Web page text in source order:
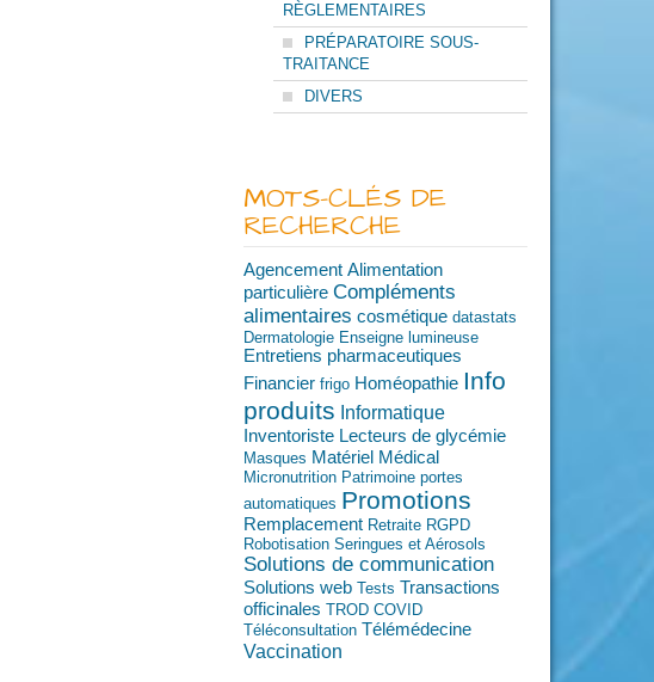
RÈGLEMENTAIRES
PRÉPARATOIRE SOUS-
TRAITANCE
DIVERS
MOTS-CLÉS DE
RECHERCHE
Agencement Alimentation
particulière Compléments
alimentaires cosmétique datastats
Dermatologie Enseigne lumineuse
Entretiens pharmaceutiques
Financier frigo Homéopathie Info
produits Informatique
Inventoriste Lecteurs de glycémie
Masques Matériel Médical
Micronutrition Patrimoine portes
automatiques Promotions
Remplacement Retraite RGPD
Robotisation Seringues et Aérosols
Solutions de communication
Solutions web Tests Transactions
officinales TROD COVID
Téléconsultation Télémédecine
Vaccination